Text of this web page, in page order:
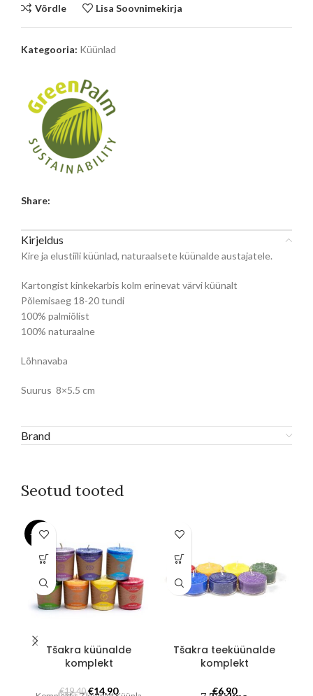
Võrdle Lisa Soovnimekirja
Kategooria: Küünlad
Share:
Kirjeldus
Kire ja elustiili küünlad, naturaalsete küünalde austajatele.
Kartongist kinkekarbis kolm erinevat värvi küünalt
Põlemisaeg 18-20 tundi
100% palmiõlist
100% naturaalne
Lõhnavaba
Suurus 8×5.5 cm
Brand
Seotud tooted
-23%
Tšakra küünalde
komplekt
€19.40 Algne
€14.90Praegune
Tšakra teeküünalde
komplekt
€6.90